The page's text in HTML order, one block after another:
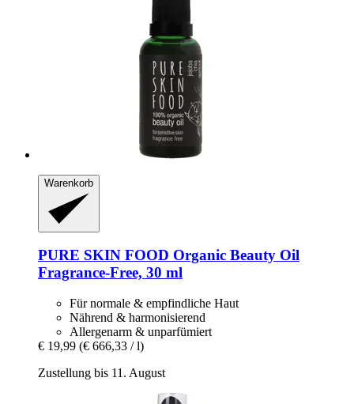
Warenkorb
PURE SKIN FOOD Organic Beauty Oil
Fragrance-​Free, 30 ml
Für normale & empfindliche Haut
Nährend & harmonisierend
Allergenarm & unparfümiert
€ 19,99 (€ 666,33 / l)
Zustellung bis 11. August